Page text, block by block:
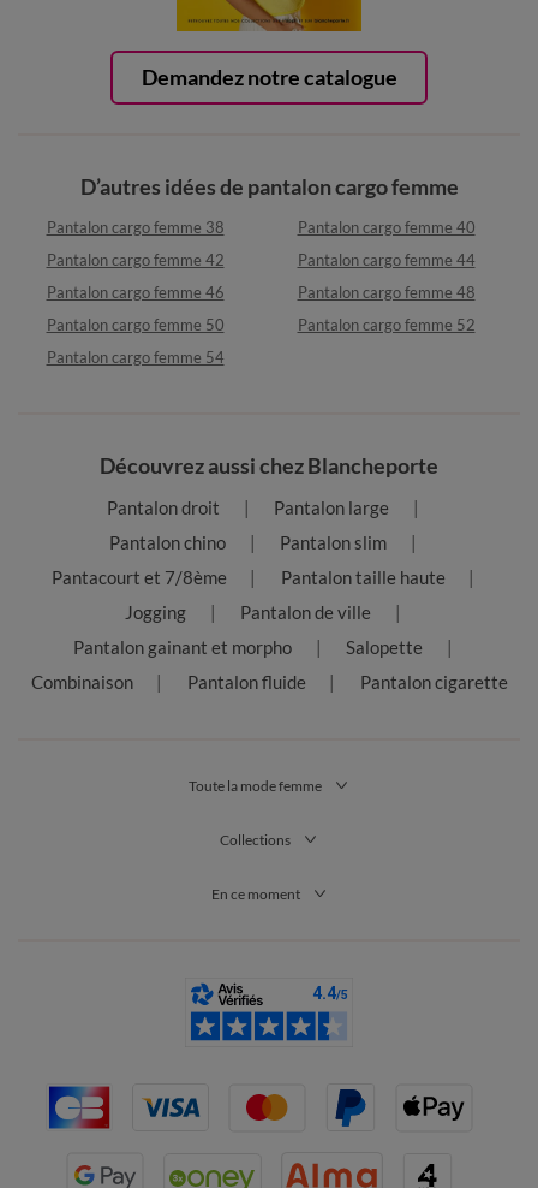
Demandez notre catalogue
D’autres idées de pantalon cargo femme
Pantalon cargo femme 38
Pantalon cargo femme 40
Pantalon cargo femme 42
Pantalon cargo femme 44
Pantalon cargo femme 46
Pantalon cargo femme 48
Pantalon cargo femme 50
Pantalon cargo femme 52
Pantalon cargo femme 54
Découvrez aussi chez Blancheporte
Pantalon droit
Pantalon large
Pantalon chino
Pantalon slim
Pantacourt et 7/8ème
Pantalon taille haute
Jogging
Pantalon de ville
Pantalon gainant et morpho
Salopette
Combinaison
Pantalon fluide Pantalon cigarette
Toute la mode femme
Collections
En ce moment